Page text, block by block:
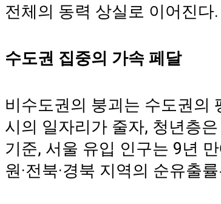
전체의 동력 상실로 이어진다.
수도권 집중의 가속 페달
비수도권의 붕괴는 수도권의
시의 일자리가 줄자, 청년층
기준, 서울 유입 인구는 9년
원·전북·경북 지역의 순유출